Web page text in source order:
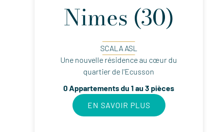
Nimes (30)
SCALA ASL
Une nouvelle résidence au cœur du
quartier de l'Ecusson
0 Appartements du 1 au 3 pièces
EN SAVOIR PLUS